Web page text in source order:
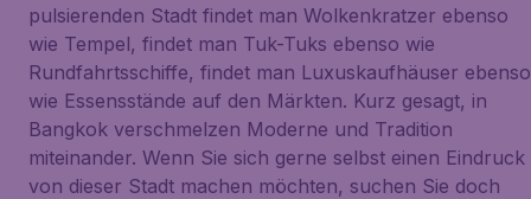
pulsierenden Stadt findet man Wolkenkratzer ebenso
wie Tempel, findet man Tuk-Tuks ebenso wie
Rundfahrtsschiffe, findet man Luxuskaufhäuser ebenso
wie Essensstände auf den Märkten. Kurz gesagt, in
Bangkok verschmelzen Moderne und Tradition
miteinander. Wenn Sie sich gerne selbst einen Eindruck
von dieser Stadt machen möchten, suchen Sie doch